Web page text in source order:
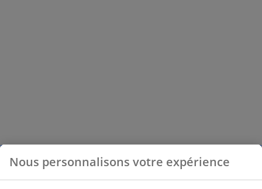
Nous personnalisons votre expérience